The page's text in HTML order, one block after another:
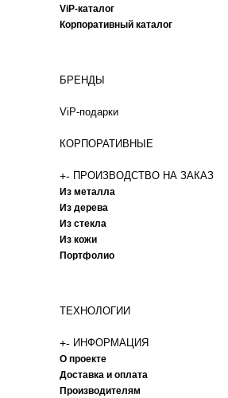
ViP-каталог
Корпоративный каталог
БРЕНДЫ
ViP-подарки
КОРПОРАТИВНЫЕ
+- ПРОИЗВОДСТВО НА ЗАКАЗ
Из металла
Из дерева
Из стекла
Из кожи
Портфолио
ТЕХНОЛОГИИ
+- ИНФОРМАЦИЯ
О проекте
Доставка и оплата
Производителям